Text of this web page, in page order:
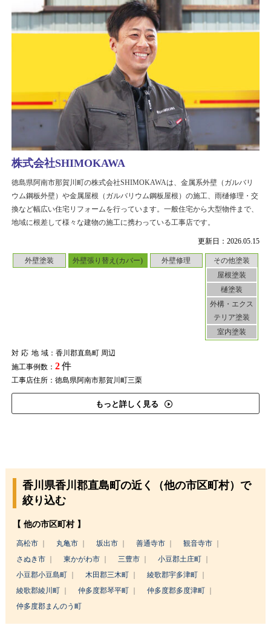
更新日：2026.05.15
外壁塗装 外壁張り替え(カバー) 外壁修理
その他塗装
屋根塗装
樋塗装
外構・エクス
テリア塗装
室内塗装
対応地域：香川郡直島町 周辺
施工事例数： 2件
工事店住所：徳島県阿南市那賀川町三栗
もっと詳しく見る
株式会社SHIMOKAWA
徳島県阿南市那賀川町の株式会社SHIMOKAWAは、金属系外壁（ガルバリ
ウム鋼板外壁）や金属屋根（ガルバリウム鋼板屋根）の施工、雨樋修理・交
換など幅広い住宅リフォームを行っています。一般住宅から大型物件まで、
地域に根差して様々な建物の施工に携わっている工事店です。
香川県香川郡直島町の近く（他の市区町村）で
絞り込む
【 他の市区町村 】
高松市 丸亀市 坂出市 善通寺市
観音寺市
さぬき市
東かがわ市 三豊市
小豆郡土庄町
小豆郡小豆島町
木田郡三木町
綾歌郡宇多津町
綾歌郡綾川町
仲多度郡琴平町
仲多度郡多度津町
仲多度郡まんのう町